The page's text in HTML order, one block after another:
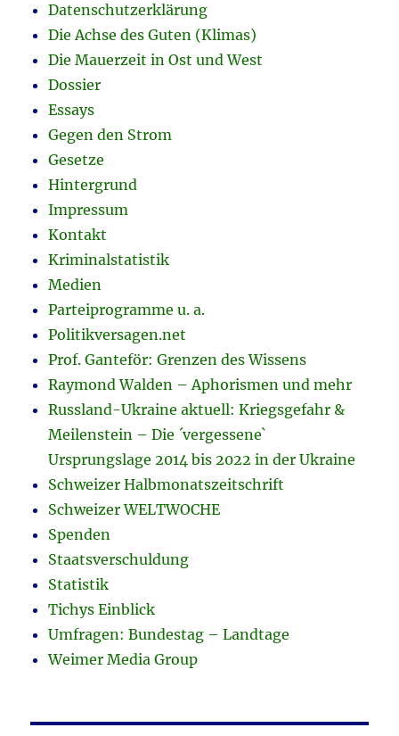
Datenschutzerklärung
Die Achse des Guten (Klimas)
Die Mauerzeit in Ost und West
Dossier
Essays
Gegen den Strom
Gesetze
Hintergrund
Impressum
Kontakt
Kriminalstatistik
Medien
Parteiprogramme u. a.
Politikversagen.net
Prof. Ganteför: Grenzen des Wissens
Raymond Walden – Aphorismen und mehr
Russland-Ukraine aktuell: Kriegsgefahr &
Meilenstein – Die ´vergessene`
Ursprungslage 2014 bis 2022 in der Ukraine
Schweizer Halbmonatszeitschrift
Schweizer WELTWOCHE
Spenden
Staatsverschuldung
Statistik
Tichys Einblick
Umfragen: Bundestag – Landtage
Weimer Media Group